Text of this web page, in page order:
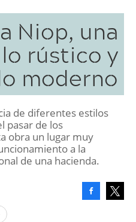
Niop, una
rústico y
moderno
de diferentes estilos
pasar de los
obra un lugar muy
a la
de una hacienda.